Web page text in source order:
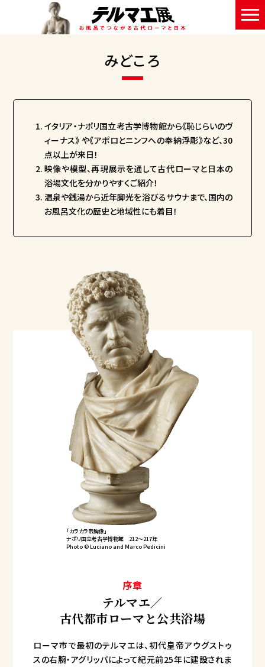
みどころ
イタリア・ナポリ国立考古学博物館から《恥じらいのヴ
ィーナス》 や《アポロとニンフへの奉納浮彫》など、30
点以上が来日！
映像や模型、再現展示を通して古代ローマと日本の
浴場文化を分かりやすくご紹介！
温泉や銭湯から近年脚光を浴びるサウナまで、国内の
お風呂文化の歴史と地域性にも着目！
「カラカラ帝胸像」
ナポリ国立考古学博物館 212～217年
Photo © Luciano and Marco Pedicini
序章
テルマエ／
古代都市ローマと公共浴場
ローマ市で最初のテルマエは、初代皇帝アウグストゥ
スの右腕・アグリッパによって紀元前25年に建設されま